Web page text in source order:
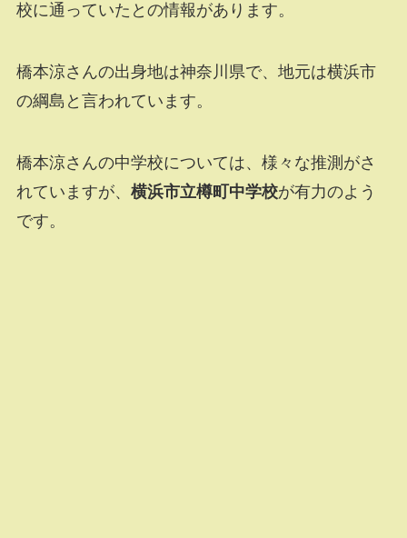
校に通っていたとの情報があります。
橋本涼さんの出身地は神奈川県で、地元は横浜市
の綱島と言われています。
橋本涼さんの中学校については、様々な推測がさ
れていますが、 横浜市立樽町中学校が有力のよう
です。